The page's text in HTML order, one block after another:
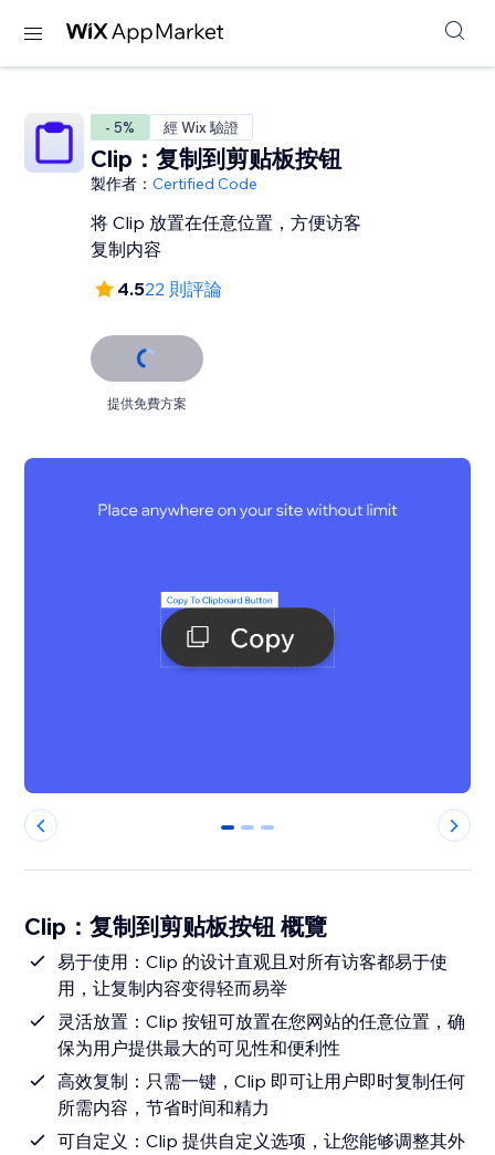
- 5% 經 Wix 驗證
Clip：复制到剪贴板按钮
製作者：Certified Code
将 Clip 放置在任意位置，方便访客
复制内容
4.522 則評論
提供免費方案
0 1 2
Clip：复制到剪贴板按钮 概覽
易于使用：Clip 的设计直观且对所有访客都易于使
用，让复制内容变得轻而易举
灵活放置：Clip 按钮可放置在您网站的任意位置，确
保为用户提供最大的可见性和便利性
高效复制：只需一键，Clip 即可让用户即时复制任何
所需内容，节省时间和精力
可自定义：Clip 提供自定义选项，让您能够调整其外